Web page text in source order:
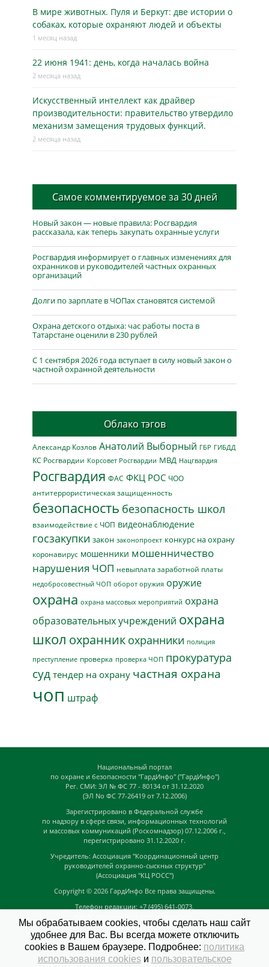
В мире животных. Пуля и Беркут: две истории о
собаках, которые охраняют людей и объекты
1 месяц назад
22 июня 1941: день, когда началась война
2 месяца назад
Искусственный интеллект как драйвер
производительности: правительство утвердило
механизм замещения трудовых функций.
2 месяца назад
Самое комментируемое за 30 дней
Новый закон — новые правила: Росгвардия
рассказала, как теперь закупать охранные услуги
Росгвардия информирует о главных изменениях для
охранников и руководителей частных охранных
организаций
Долги по зарплате в ЧОПах становятся системой
Охрана детского отдыха: час работы поста в
Татарстане оценили в 230 рублей
С 1 сентября 2026 года вступает в силу новый закон о
частной охранной деятельности
Облако тэгов
Александр Козлов Анатолий Выборный ГБР ГИБДД
КС Росгвардии Корсовет Росгвардии МВД Нацгвардия
Росгвардия ФАС ФКЦ РОС ЧОО
антитеррористическая защищенность
безопасность безопасность школ
взаимодействие с ЧОП видеонаблюдение
госзакупки закон законопроект конкурс на охрану
коронавирус мошенники мошенничество
нарушения ЧОП невыплата заработной платы
недобросовестный ЧОП оборот оружия оружие
охрана охрана массовых мероприятий охрана
образовательных учреждений охрана
школ охранник охранники полиция
преступление проверка проверка ЧОП прокуратура
суд тендер на охрану частная охрана
чоп штраф
Национальный портал
по охране и безопасности "ГардИнфо" ("ГардИнфо")
Рег. СМИ: ЭЛ № ФС 77 - 80134 от 31.12.2020
(ЭЛ No ФС 77-26419 от 7.12.2006)
Зарегистрировано в Федеральной службе
по надзору в сфере связи, информационных технологий
и массовых коммуникаций (Роскомнадзор) 07.12.2006 г.,
перегистрировано 31.12.2020 г.
Учредитель: Ассоциация "Координационный центр
руководителей охранно-сыскных структур"
(Ассоциация "КЦ РОСС")
Copyright © 2026 ГардИнфо Все права защищены.
Телефон редакции: +7 (495) 641-0073,
news@guardinfo.online
Главный редактор: Кузьмин Д.А.
На сайте могут быть размещены
Мы обрабатываем cookies, чтобы сделать наш сайт
удобнее для Вас. Вы всегда можете отключить
cookies в Вашем браузере. Подробнее: политика
использования cookiesи пользовательское